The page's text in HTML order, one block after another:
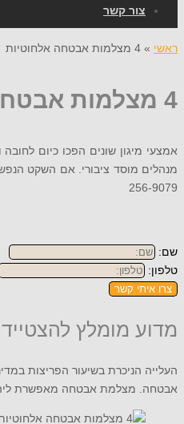
צור קשר
ראשי » 4 מצלמות אבטחה אלחוטיות
4 מצלמות אבטחה אלחוטיות
אמצעי מיגון שונים הפכו כיום
256-9079
שם:
טלפון:
צרו איתי קשר
מדוע מומלץ להצטייד ב 4 מצלמות אבטחה
העלייה הניכרת בשיעור הפריצות
אבטחה. מצלמת אבטחה מאפשרת